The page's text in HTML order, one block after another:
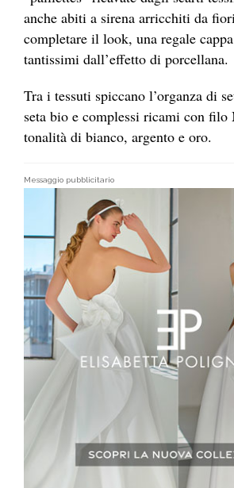
anche abiti a sirena arricchiti da
completare il look, una regale
tantissimi dall’effetto di porcellana.
Tra i tessuti spiccano l’organza di
seta bio e complessi ricami con
tonalità di bianco, argento e oro.
Messaggio pubblicitario